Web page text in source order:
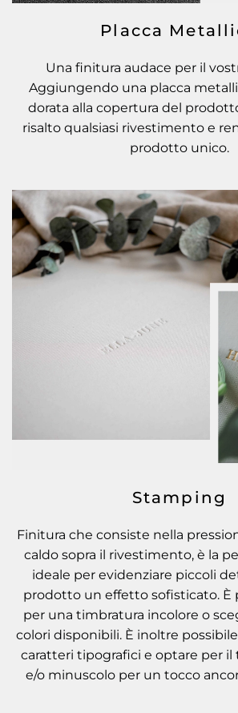
Placca
Una finitura audace per il
Aggiungendo una placca
dorata alla copertura del
risalto qualsiasi rivestimento e
prodotto unico.
Stamping
Finitura che consiste nella
caldo sopra il rivestimento, è la
ideale per evidenziare piccoli
prodotto un effetto sofisticato. È
per una timbratura incolore o
colori disponibili. È inoltre
caratteri tipografici e optare per il
e/o minuscolo per un tocco